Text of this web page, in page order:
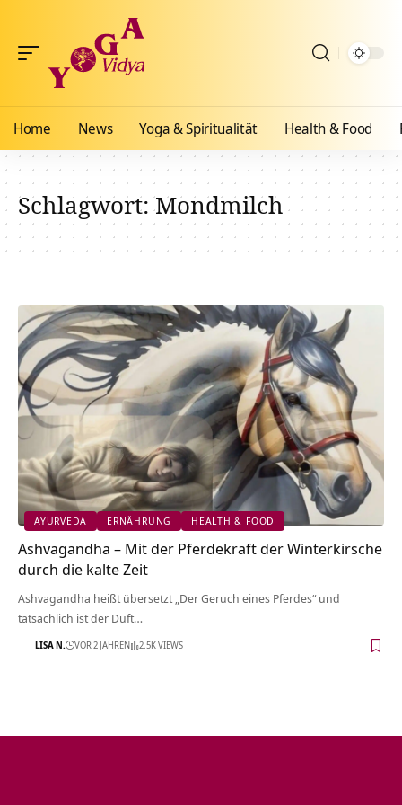
Home News Yoga & Spiritualität Health & Food
Schlagwort:Mondmilch
AYURVEDA ERNÄHRUNG HEALTH & FOOD
Ashvagandha – Mit der Pferdekraft der Winterkirsche
durch die kalte Zeit
Ashvagandha heißt übersetzt „Der Geruch eines Pferdes“ und
tatsächlich ist der Duft…
LISA N. VOR 2 JAHREN 2.5K VIEWS